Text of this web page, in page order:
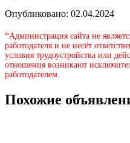
Опубликовано: 02.04.2024
*Администрация сайта не
работодателя и не несёт
условия трудоустройства или
отношения возникают
работодателем.
Похожие